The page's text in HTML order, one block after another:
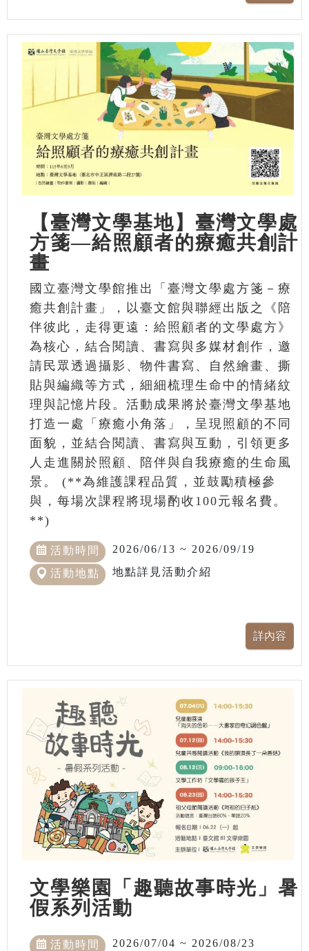
【臺灣文學基地】臺灣文學處
方箋—給照顧者的療癒共創計
畫
國立臺灣文學館推出「臺灣文學處方箋－療
癒共創計畫」，以臺文館與聯經出版之《陪
伴彼此，走得更遠：給照顧者的文學處方》
為核心，結合閱讀、書寫與多媒材創作，邀
請民眾透過攝影、物件書寫、自然繪畫、撕
貼與編織等方式，細細梳理生命中的情緒紋
理與記憶片段。活動成果將於臺灣文學基地
打造一處「療癒小角落」，呈現照顧的不同
面貌，並結合閱讀、書寫與互動，引領更多
人走進關於照顧、陪伴與自我療癒的生命風
景。 (**為維護課程品質，並鼓勵積極參
與，每場次課程將現場酌收100元報名費。
**)
活動時間 2026/06/13 ~ 2026/09/19
活動地點 地點詳見活動介紹
文學樂園「趣聽故事時光」暑
假系列活動
活動時間 2026/07/04 ~ 2026/08/23